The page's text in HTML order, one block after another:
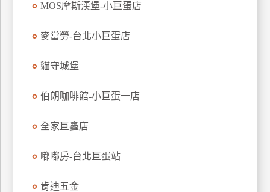
MOS摩斯漢堡-小巨蛋店
麥當勞-台北小巨蛋店
貓守城堡
伯朗咖啡館-小巨蛋一店
全家巨鑫店
嘟嘟房-台北巨蛋站
肯迪五金